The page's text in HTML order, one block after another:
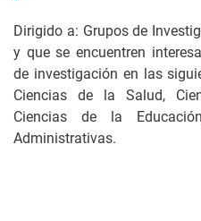
Dirigido a: Grupos de
y que se encuentren
de investigación en las
Ciencias de la Salud,
Ciencias de la
Administrativas.